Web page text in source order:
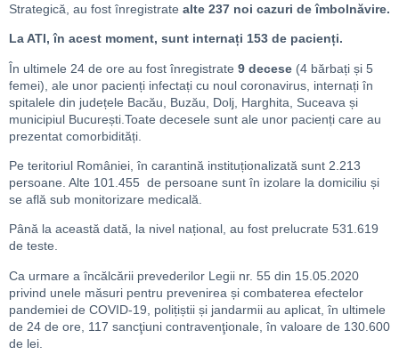
Strategică, au fost înregistrate alte 237 noi cazuri de îmbolnăvire.
La ATI, în acest moment, sunt internați 153 de pacienți.
În ultimele 24 de ore au fost înregistrate 9 decese (4 bărbați și 5
femei), ale unor pacienți infectați cu noul coronavirus, internați în
spitalele din județele Bacău, Buzău, Dolj, Harghita, Suceava și
municipiul București.Toate decesele sunt ale unor pacienți care au
prezentat comorbidități.
Pe teritoriul României, în carantină instituționalizată sunt 2.213
persoane. Alte 101.455 de persoane sunt în izolare la domiciliu și
se află sub monitorizare medicală.
Până la această dată, la nivel național, au fost prelucrate 531.619
de teste.
Ca urmare a încălcării prevederilor Legii nr. 55 din 15.05.2020
privind unele măsuri pentru prevenirea și combaterea efectelor
pandemiei de COVID-19, polițiștii și jandarmii au aplicat, în ultimele
de 24 de ore, 117 sancţiuni contravenţionale, în valoare de 130.600
de lei.